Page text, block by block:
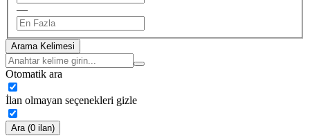
—
Arama Kelimesi
Otomatik ara
İlan olmayan seçenekleri gizle
Ara (0 ilan)